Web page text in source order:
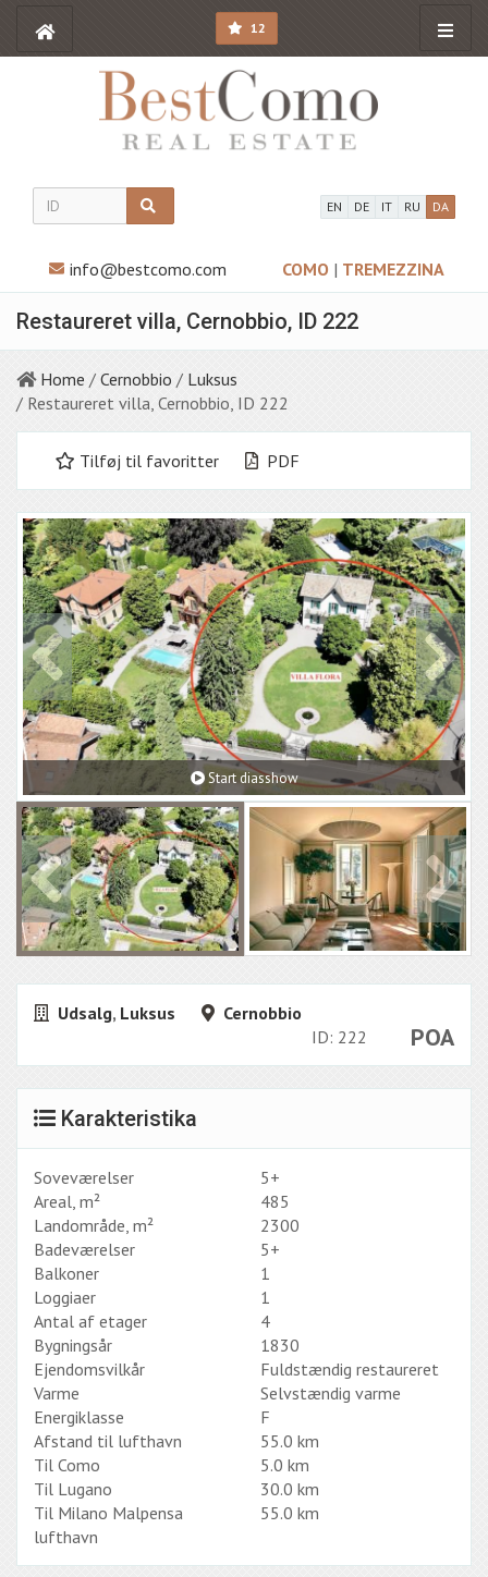
12
EN DE IT RU DA
info@bestcomo.com COMO | TREMEZZINA
Restaureret villa, Cernobbio, ID 222
Home / Cernobbio / Luksus
/ Restaureret villa, Cernobbio, ID 222
Tilføj til favoritter PDF
Start diasshow
Udsalg, Luksus Cernobbio
POA
ID: 222
Karakteristika
Soveværelser
5+
Areal, m²
485
Landområde, m²
2300
Badeværelser
5+
Balkoner
1
Loggiaer
1
Antal af etager
4
Bygningsår
1830
Ejendomsvilkår
Fuldstændig restaureret
Varme
Selvstændig varme
Energiklasse
F
Afstand til lufthavn
55.0 km
Til Como
5.0 km
Til Lugano
30.0 km
Til Milano Malpensa
lufthavn
55.0 km